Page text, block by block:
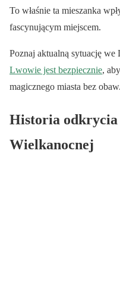
To właśnie ta mieszanka
fascynującym miejscem.
Poznaj aktualną sytuację
Lwowie jest bezpiecznie,
magicznego miasta bez obaw.
Historia
Wielkanocnej